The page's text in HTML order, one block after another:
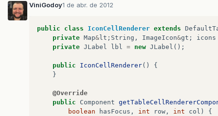
ViniGodoy1 de abr. de 2012
public class IconCellRenderer extends
private Map&lt ; String , ImageIcon&gt ;
icons
private JLabel lbl = new JLabel ();
public IconCellRenderer()
{
}
@Override
public
Component
boolean
hasFocus , int row , int col )
{